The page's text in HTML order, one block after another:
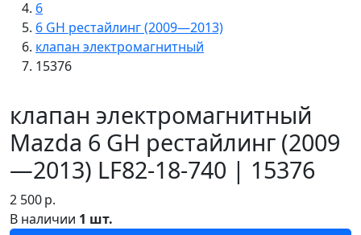
6
6 GH рестайлинг (2009—2013)
клапан электромагнитный
15376
клапан электромагнитный
Mazda 6 GH рестайлинг (2009
—2013) LF82-18-740 | 15376
2 500р.
В наличии 1 шт.